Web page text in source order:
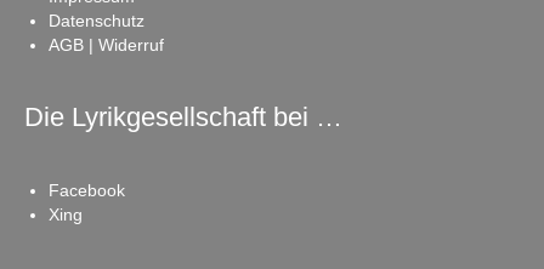
Datenschutz
AGB | Widerruf
Die Lyrikgesellschaft bei …
Facebook
Xing